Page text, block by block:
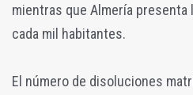
mientras que Almería presenta
cada mil habitantes.
El número de disoluciones